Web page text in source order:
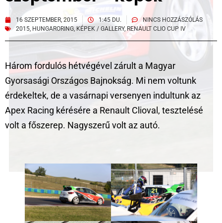
16 SZEPTEMBER, 2015 1:45 DU.
NINCS HOZZÁSZÓLÁS
2015, HUNGARORING, KÉPEK / GALLERY, RENAULT CLIO CUP IV
Három fordulós hétvégével zárult a Magyar
Gyorsasági Országos Bajnokság. Mi nem voltunk
érdekeltek, de a vasárnapi versenyen indultunk az
Apex Racing kérésére a Renault Clioval, tesztelésé
volt a főszerep. Nagyszerű volt az autó.